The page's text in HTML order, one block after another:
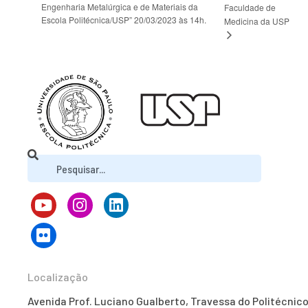
Engenharia Metalúrgica e de Materiais da
Escola Politécnica/USP” 20/03/2023 às 14h.
Faculdade de
Medicina da USP
Localização
Avenida Prof. Luciano Gualberto, Travessa do